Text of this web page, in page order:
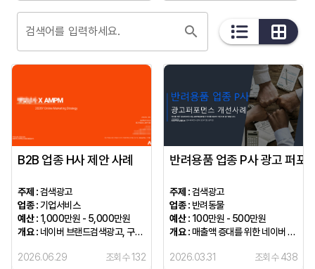
검색어를 입력하세요.
B2B 업종 H사 제안 사례
주제 :검색광고
업종 :기업서비스
예산 : 1,000만원 - 5,000만원
개요 : 네이버 브랜드검색광고, 구글 광고 + 디멘드젠을 이용한 미디어 믹스 전략 제안
2026.06.29 조회수 132
반려용품 업종 P사 광고 퍼포
주제 :검색광고
업종 : 반려동물
예산 : 100만원 - 500만원
개요 :매출액 증대를 위한 네이버 광고 최적화
2026.03.31 조회수 438